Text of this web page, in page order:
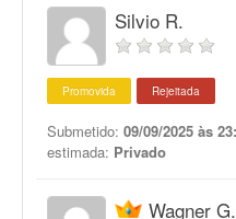
Silvio R.
Promovida Rejeitada
Submetido: 09/09/2025 às
estimada: Privado
Wagner G.